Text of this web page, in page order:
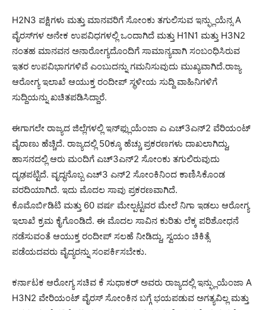
H2N3 ಪಕ್ಷಿಗಳು ಮತ್ತು ಮಾನವರಿಗೆ ಸೋಂಕು ತಗುಲಿಸುವ ಇನ್ಫ್ಲುಯೆನ್ಸ A
ವೈರಸ್‌ಗಳ ಅನೇಕ ಉಪವಿಧಗಳಲ್ಲಿ ಒಂದಾಗಿದೆ ಮತ್ತು H1N1 ಮತ್ತು H3N2
ನಂತಹ ಮಾನವನ ಅನಾರೋಗ್ಯದೊಂದಿಗೆ ಸಾಮಾನ್ಯವಾಗಿ ಸಂಬಂಧಿಸಿರುವ
ಇತರ ಉಪವಿಭಾಗಗಳಿವೆ ಎಂಬುದನ್ನು ಗಮನಿಸುವುದು ಮುಖ್ಯವಾಗಿದೆ.ರಾಜ್ಯ
ಆರೋಗ್ಯ ಇಲಾಖೆ ಆಯುಕ್ತ ರಂದೀಪ್ ಸ್ಥಳೀಯ ಸುದ್ದಿ ವಾಹಿನಿಗಳಿಗೆ
ಸುದ್ದಿಯನ್ನು ಖಚಿತಪಡಿಸಿದ್ದಾರೆ.
ಈಗಾಗಲೇ ರಾಜ್ಯದ ಜಿಲ್ಲೆಗಳಲ್ಲಿ ಇನ್‌ಫ್ಲುಯೆಂಜಾ ಎ ಎಚ್3ಎನ್2 ವೆರಿಯಂಟ್
ವೈರಾಣು ಹೆಚ್ಚಿದೆ. ರಾಜ್ಯದಲ್ಲಿ 50ಕ್ಕೂ ಹೆಚ್ಚು ಪ್ರಕರಣಗಳು ದಾಖಲಾಗಿದ್ದು,
ಹಾಸನದಲ್ಲಿ ಆರು ಮಂದಿಗೆ ಎಚ್3ಎನ್2 ಸೋಂಕು ತಗುಲಿರುವುದು
ದೃಢಪಟ್ಟಿದೆ. ವೃದ್ಧನೊಬ್ಬ ಎಚ್‌3 ಎನ್‌2 ಸೋಂಕಿನಿಂದ ಕಾಣಿಸಿಕೊಂಡ
ವರದಿಯಾಗಿದೆ. ಇದು ಮೊದಲ ಸಾವು ಪ್ರಕರಣವಾಗಿದೆ.
ಕೊಮೊರ್ಬಿಡಿಟಿ ಮತ್ತು 60 ವರ್ಷ ಮೇಲ್ಪಟ್ಟವರ ಮೇಲೆ ನಿಗಾ ಇಡಲು ಆರೋಗ್ಯ
ಇಲಾಖೆ ಕ್ರಮ ಕೈಗೊಂಡಿದೆ. ಈ ಮೊದಲ ಸಾವಿನ ಕುರಿತು ಲೆಕ್ಕ ಪರಿಶೋಧನೆ
ನಡೆಸುವಂತೆ ಆಯುಕ್ತ ರಂದೀಪ್ ಸಲಹೆ ನೀಡಿದ್ದು, ಸ್ವಯಂ ಚಿಕಿತ್ಸೆ
ಪಡೆಯದವರು ವೈದ್ಯರನ್ನು ಸಂಪರ್ಕಿಸಬೇಕು.
ಕರ್ನಾಟಕ ಆರೋಗ್ಯ ಸಚಿವ ಕೆ ಸುಧಾಕರ್ ಅವರು ರಾಜ್ಯದಲ್ಲಿ ಇನ್ಫ್ಲುಯೆಂಜಾ A
H3N2 ವೇರಿಯಂಟ್ ವೈರಸ್ ಸೋಂಕಿನ ಬಗ್ಗೆ ಭಯಪಡುವ ಅಗತ್ಯವಿಲ್ಲ ಮತ್ತು